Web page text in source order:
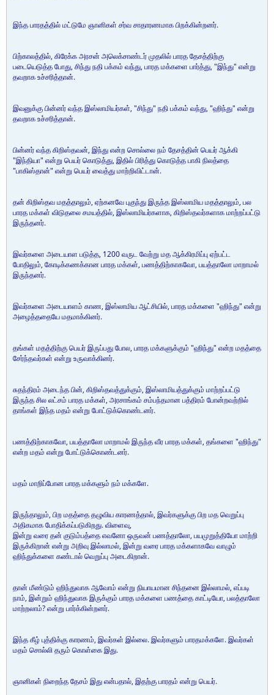
இந்த பாரதத்தில் மட்டுமே ஞானிகள் சர்வ சாதாரணமாக பிறக்கின்றனர்.
பிற்காலத்தில், கிரேக்க அரசன் அலெக்சாண்டர் முதலில் பாரத தேசத்திற்கு
படையெடுத்த போது, சிந்து நதி பக்கம் வந்து, பாரத மக்களை பார்த்து, "இந்து" என்று
தவறாக உச்சரித்தான்.
இவனுக்கு பின்னர் வந்த இஸ்லாமியர்கள், "சிந்து" நதி பக்கம் வந்து, "ஹிந்து" என்று
தவறாக உச்சரித்தான்.
பின்னர் வந்த கிறிஸ்தவன், இந்து என்ற சொல்லை நம் தேசத்தின் பெயர் ஆக்கி
"இந்தியா" என்று பெயர் கொடுத்து, இதில் பிரித்து கொடுத்த பாகி நிலத்தை
"பாகிஸ்தான்" என்று பெயர் வைத்து மாற்றிவிட்டான்.
தன் கிறிஸ்தவ மதத்தாலும், ஏற்கனவே புகுந்து இருந்த இஸ்லாமிய மதத்தாலும், பல
பாரத மக்கள் விடுதலை சமயத்தில், இஸ்லாமியர்களாக, கிறிஸ்தவர்களாக மாற்றப்பட்டு
இருந்தனர்.
இவர்களை அடையாள படுத்த, 1200 வருட வேற்று மத ஆக்கிரமிப்பு ஏற்பட்ட
போதிலும், கோடிக்கணக்கான பாரத மக்கள், பணத்திற்காகவோ, பயத்தாலோ மாறாமல்
இருந்தனர்.
இவர்களை அடையாளம் காண, இஸ்லாமிய ஆட்சியில், பாரத மக்களை "ஹிந்து" என்று
அழைத்ததையே மதமாக்கினர்.
தங்கள் மதத்திற்கு பெயர் இருப்பது போல, பாரத மக்களுக்கும் "ஹிந்து" என்ற மதத்தை
சேர்ந்தவர்கள் என்று உருவாக்கினர்.
சுதந்திரம் அடைந்த பின், கிறிஸ்தவத்துக்கும், இஸ்லாமியத்துக்கும் மாற்றப்பட்டு
இருந்த சில லட்சம் பாரத மக்கள், அரசாங்கம் சம்பந்தமான பத்திரம் போன்றவற்றில்
தாங்கள் இந்த மதம் என்று போட்டுக்கொண்டனர்.
பணத்திற்காகவோ, பயத்தாலோ மாறாமல் இருந்த வீர பாரத மக்கள், தங்களை "ஹிந்து"
என்ற மதம் என்று போட்டுக்கொண்டனர்.
மதம் மாறிப்போன பாரத மக்களும் நம் மக்களே.
இருந்தாலும், பிற மதத்தை தழுவிய காரணத்தால், இவர்களுக்கு பிற மத வெறுப்பு
அதிகமாக போதிக்கப்படுகிறது. விளைவு,
இன்று வரை தன் குடும்பத்தை எவனோ ஒருவன் பணத்தாலோ, பயமுறுத்தியோ மாற்றி
இருக்கிறான் என்று அறிவு இல்லாமல், இன்று வரை பாரத மக்களாகவே வாழும்
ஹிந்துக்களை கண்டால் வெறுப்பு அடைகிறான்.
தான் மீண்டும் ஹிந்துவாக ஆவோம் என்று நியாயமான சிந்தனை இல்லாமல், எப்படி
நாம், இன்றும் ஹிந்துவாக இருக்கும் பாரத மக்களை பணத்தை காட்டியோ, பலத்தாலோ
மாற்றலாம்? என்று பார்க்கின்றனர்.
இந்த கீழ் புத்திக்கு காரணம், இவர்கள் இல்லை. இவர்களும் பாரதமக்களே. இவர்கள்
மதம் சொல்லி தரும் கொள்கை இது.
ஞானிகள் நிறைந்த தேசம் இது என்பதால், இதற்கு பாரதம் என்று பெயர்.